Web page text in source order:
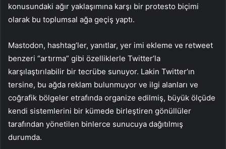
konusundaki ağır yaklaşımına karşı bir protesto biçimi
olarak bu toplumsal ağa geçiş yaptı.
Mastodon, hashtag’ler, yanıtlar, yer imi ekleme ve retweet
benzeri “artırma” gibi özelliklerle Twitter’la
karşılaştırılabilir bir tecrübe sunuyor. Lakin Twitter’ın
tersine, bu ağda reklam bulunmuyor ve ilgi alanları ve
coğrafik bölgeler etrafında organize edilmiş, büyük ölçüde
kendi sistemlerini bir kümede birleştiren gönüllüler
tarafından yönetilen binlerce sunucuya dağıtılmış
durumda.